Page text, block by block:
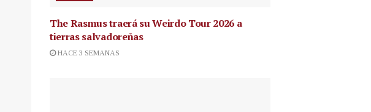
The Rasmus traerá su Weirdo Tour 2026 a
tierras salvadoreñas
HACE 3 SEMANAS